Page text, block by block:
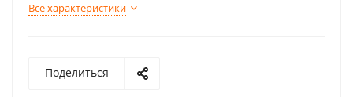
Все характеристики
Поделиться